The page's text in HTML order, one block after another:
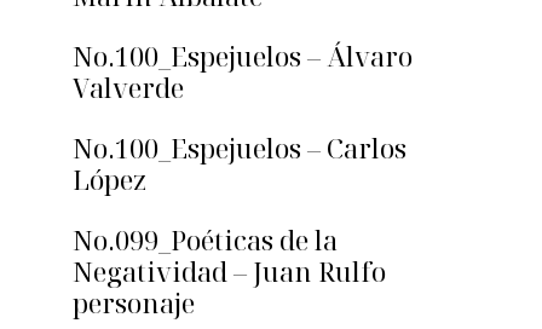
No.100_Espejuelos – Álvaro
Valverde
No.100_Espejuelos – Carlos
López
No.099_Poéticas de la
Negatividad – Juan Rulfo
personaje